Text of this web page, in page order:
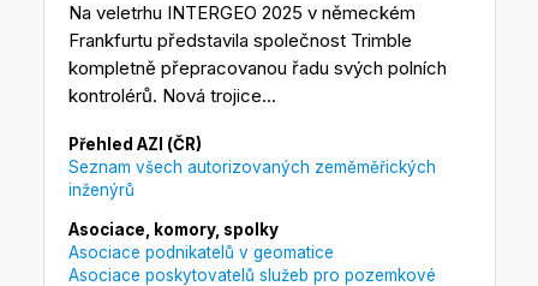
Na veletrhu INTERGEO 2025 v německém
Frankfurtu představila společnost Trimble
kompletně přepracovanou řadu svých polních
kontrolérů. Nová trojice...
Přehled AZI (ČR)
Seznam všech autorizovaných zeměměřických
inženýrů
Asociace, komory, spolky
Asociace podnikatelů v geomatice
Asociace poskytovatelů služeb pro pozemkové